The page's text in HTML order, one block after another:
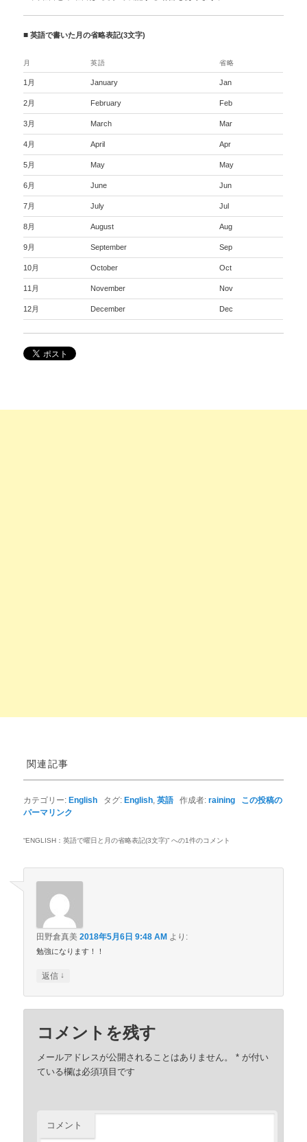
■英語で書いた月の省略表記(3文字)
月 英語 省略
1月 January Jan
2月 February Feb
3月 March Mar
4月 April Apr
5月 May May
6月 June Jun
7月 July Jul
8月 August Aug
9月 September Sep
10月 October Oct
11月 November Nov
12月 December Dec
関連記事
カテゴリー: English タグ: English,英語 作成者:raining
この投稿の
パーマリンク
“ENGLISH：英語で曜日と月の省略表記(3文字)” への1件のコメント
田野倉真美 2018年5月6日 9:48 AM より:
勉強になります！！
返信 ↓
コメントを残す
メールアドレスが公開されることはありません。 *が付い
ている欄は必須項目です
コメント